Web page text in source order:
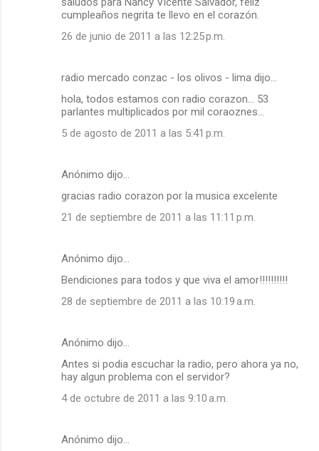
cumpleaños negrita te llevo en el corazón.
26 de junio de 2011 a las 12:25 p.m.
radio mercado conzac - los olivos - lima dijo…
hola, todos estamos con radio corazon... 53
parlantes multiplicados por mil coraoznes...
5 de agosto de 2011 a las 5:41 p.m.
Anónimo dijo…
gracias radio corazon por la musica excelente
21 de septiembre de 2011 a las 11:11 p.m.
Anónimo dijo…
Bendiciones para todos y que viva el amor!!!!!!!!!!
28 de septiembre de 2011 a las 10:19 a.m.
Anónimo dijo…
Antes si podia escuchar la radio, pero ahora ya no,
hay algun problema con el servidor?
4 de octubre de 2011 a las 9:10 a.m.
Anónimo dijo…